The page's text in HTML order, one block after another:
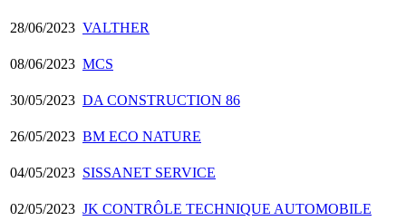
28/06/2023 VALTHER
08/06/2023 MCS
30/05/2023 DA CONSTRUCTION 86
26/05/2023 BM ECO NATURE
04/05/2023 SISSANET SERVICE
02/05/2023 JK CONTRÔLE TECHNIQUE AUTOMOBILE